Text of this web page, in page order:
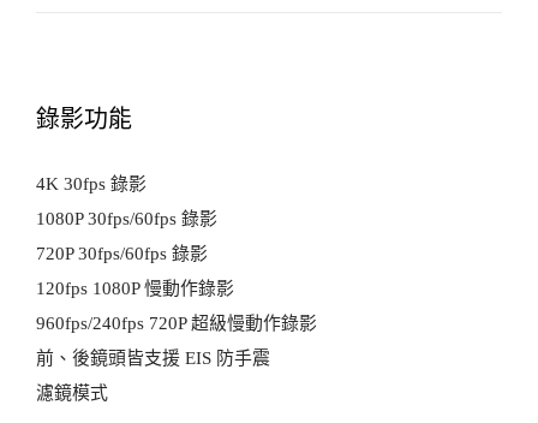
錄影功能
4K 30fps 錄影
1080P 30fps/60fps 錄影
720P 30fps/60fps 錄影
120fps 1080P 慢動作錄影
960fps/240fps 720P 超級慢動作錄影
前、後鏡頭皆支援 EIS 防手震
濾鏡模式